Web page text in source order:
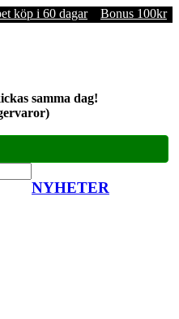
köp i 60 dagar Bonus 100kr
samma dag!
NYHETER